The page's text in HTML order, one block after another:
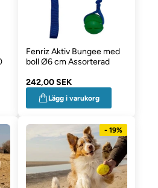
Fenriz Aktiv Bungee med
boll Ø6 cm Assorterad
242,00 SEK
Lägg i varukorg
- 19%